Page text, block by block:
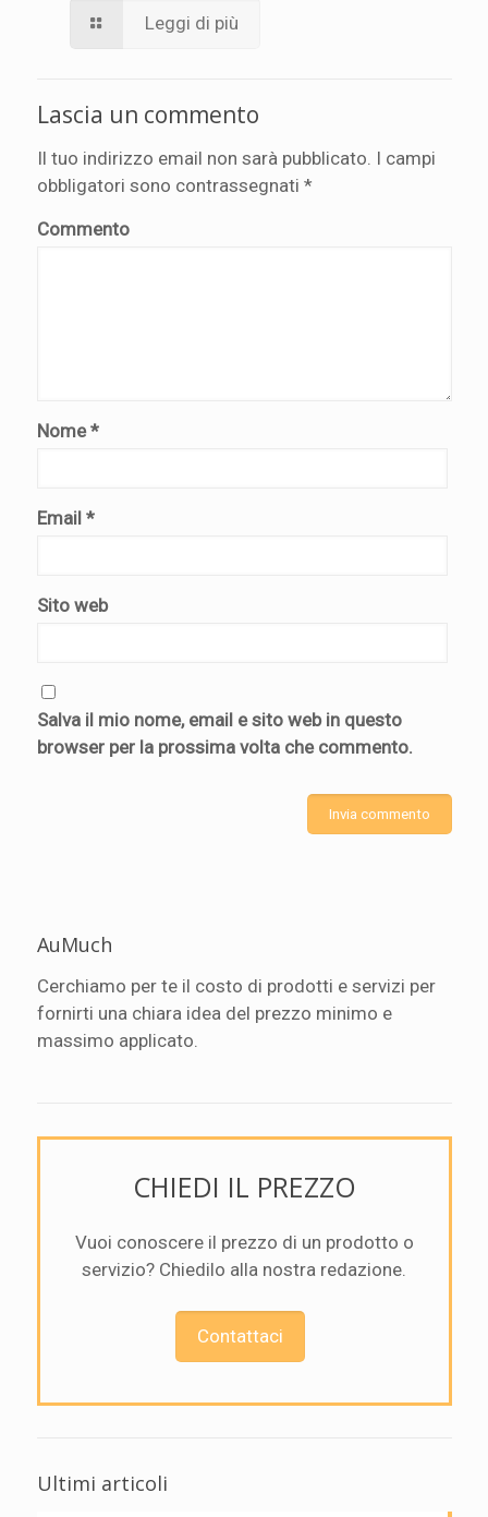
Leggi di più
Lascia un commento
Il tuo indirizzo email non sarà pubblicato. I campi
obbligatori sono contrassegnati *
Commento
Nome*
Email *
Sito web
Salva il mio nome, email e sito web in questo
browser per la prossima volta che commento.
AuMuch
Cerchiamo per te il costo di prodotti e servizi per
fornirti una chiara idea del prezzo minimo e
massimo applicato.
CHIEDI IL PREZZO
Vuoi conoscere il prezzo di un prodotto o
servizio? Chiedilo alla nostra redazione.
Contattaci
Ultimi articoli